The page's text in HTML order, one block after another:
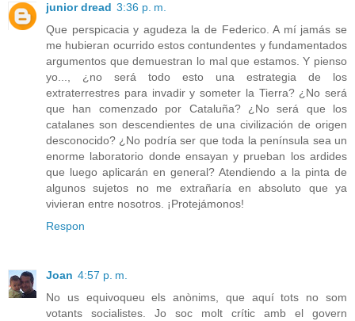
junior dread 3:36 p. m.
Que perspicacia y agudeza la de Federico. A mí jamás se
me hubieran ocurrido estos contundentes y fundamentados
argumentos que demuestran lo mal que estamos. Y pienso
yo..., ¿no será todo esto una estrategia de los
extraterrestres para invadir y someter la Tierra? ¿No será
que han comenzado por Cataluña? ¿No será que los
catalanes son descendientes de una civilización de origen
desconocido? ¿No podría ser que toda la península sea un
enorme laboratorio donde ensayan y prueban los ardides
que luego aplicarán en general? Atendiendo a la pinta de
algunos sujetos no me extrañaría en absoluto que ya
vivieran entre nosotros. ¡Protejámonos!
Respon
Joan 4:57 p. m.
No us equivoqueu els anònims, que aquí tots no som
votants socialistes. Jo soc molt crític amb el govern